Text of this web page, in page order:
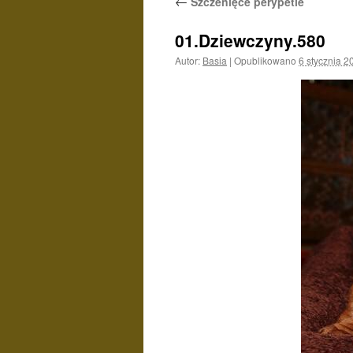
01.Dziewczyny.580
Autor: Basia | Opublikowano 6 stycznia